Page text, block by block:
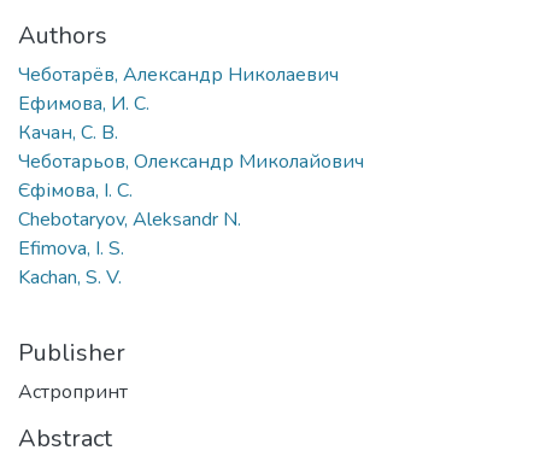
Authors
Чеботарёв, Александр Николаевич
Ефимова, И. С.
Качан, С. В.
Чеботарьов, Олександр Миколайович
Єфімова, І. С.
Chebotaryov, Aleksandr N.
Efimova, I. S.
Kachan, S. V.
Publisher
Астропринт
Abstract